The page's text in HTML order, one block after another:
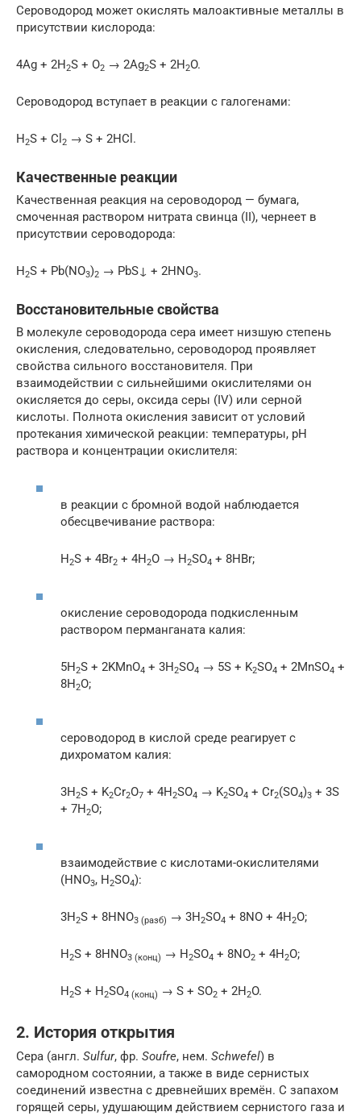
Сероводород может окислять малоактивные металлы в
присутствии кислорода:
4Ag + 2H2S + O2 → 2Ag2S + 2H2O.
Сероводород вступает в реакции с галогенами:
H2S + Cl 2 → S + 2HCl.
Качественные реакции
Качественная реакция на сероводород — бумага,
смоченная раствором нитрата свинца (II), чернеет в
присутствии сероводорода:
H2S + Pb(NO3)2 → PbS↓ + 2HNO3.
Восстановительные свойства
В молекуле сероводорода сера имеет низшую степень
окисления, следовательно, сероводород проявляет
свойства сильного восстановителя. При
взаимодействии с сильнейшими окислителями он
окисляется до серы, оксида серы (IV) или серной
кислоты. Полнота окисления зависит от условий
протекания химической реакции: температуры, pH
раствора и концентрации окислителя:
в реакции с бромной водой наблюдается
обесцвечивание раствора:
H2S + 4Br2 + 4H2O → H2SO4 + 8HBr;
окисление сероводорода подкисленным
раствором перманганата калия:
5H2S + 2KMnO4 + 3H2SO4 → 5S + K2SO4 + 2MnSO4 +
8H2O;
сероводород в кислой среде реагирует с
дихроматом калия:
3H2S + K2Cr2O7 + 4H2SO4 → K2SO4 + Cr2(SO4)3 + 3S
+ 7H2O;
взаимодействие с кислотами-окислителями
(HNO3, H2SO4):
3H2S + 8HNO3 (разб) → 3H2SO4 + 8NO + 4H2O;
H2S + 8HNO3 (конц) → H2SO4 + 8NO2 + 4H2O;
H2S + H2SO4 (конц) → S + SO2 + 2H2O.
2. История открытия
Сера (англ. Sulfur, фр. Soufre, нем. Schwefel) в
самородном состоянии, а также в виде сернистых
соединений известна с древнейших времён. С запахом
горящей серы, удушающим действием сернистого газа и